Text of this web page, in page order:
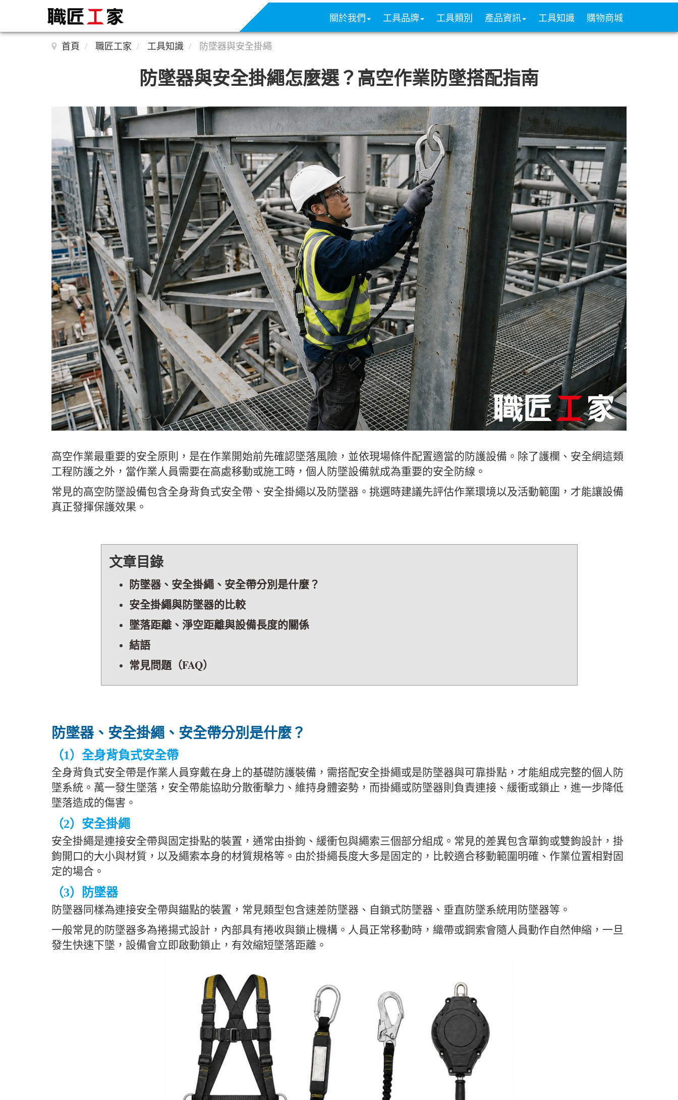
關於我們 工具品牌 工具類別 產品資訊 工具知識 購物商城
首頁 職匠工家 工具知識 防墜器與安全掛繩
防墜器與安全掛繩怎麼選？高空作業防墜搭配指南
高空作業最重要的安全原則，是在作業開始前先確認墜落風險，並依現場條件配置適當的防護設備。除了護欄、安全網這類
工程防護之外，當作業人員需要在高處移動或施工時，個人防墜設備就成為重要的安全防線。
常見的高空防墜設備包含全身背負式安全帶、安全掛繩以及防墜器。挑選時建議先評估作業環境以及活動範圍，才能讓設備
真正發揮保護效果。
文章目錄
防墜器、安全掛繩、安全帶分別是什麼？
安全掛繩與防墜器的比較
墜落距離、淨空距離與設備長度的關係
結語
常見問題（FAQ）
防墜器、安全掛繩、安全帶分別是什麼？
（1）全身背負式安全帶
全身背負式安全帶是作業人員穿戴在身上的基礎防護裝備，需搭配安全掛繩或是防墜器與可靠掛點，才能組成完整的個人防
墜系統。萬一發生墜落，安全帶能協助分散衝擊力、維持身體姿勢，而掛繩或防墜器則負責連接、緩衝或鎖止，進一步降低
墜落造成的傷害。
（2）安全掛繩
安全掛繩是連接安全帶與固定掛點的裝置，通常由掛鉤、緩衝包與繩索三個部分組成。常見的差異包含單鉤或雙鉤設計，掛
鉤開口的大小與材質，以及繩索本身的材質規格等。由於掛繩長度大多是固定的，比較適合移動範圍明確、作業位置相對固
定的場合。
（3）防墜器
防墜器同樣為連接安全帶與錨點的裝置，常見類型包含速差防墜器、自鎖式防墜器、垂直防墜系統用防墜器等。
一般常見的防墜器多為捲揚式設計，內部具有捲收與鎖止機構。人員正常移動時，織帶或鋼索會隨人員動作自然伸縮，一旦
發生快速下墜，設備會立即啟動鎖止，有效縮短墜落距離。